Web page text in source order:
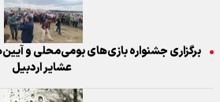
برگزاری جشنواره بازی‌های بومی‌محلی و
عشایر اردبیل